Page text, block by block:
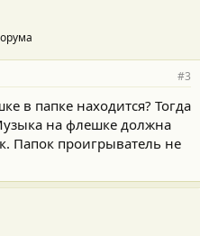
#3
в папке находится? Тогда
на флешке должна
Папок проигрыватель не